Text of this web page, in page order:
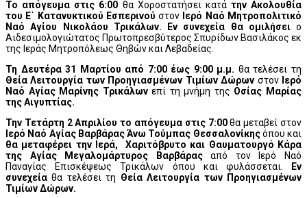
Το απόγευμα στις 6:00 θα Χοροστατήσει κατά την Ακολουθία
του Ε΄ Κατανυκτικού Εσπερινούστον Ιερό Ναό Μητροπολιτικό
Ναό Αγίου Νικολάου Τρικάλων. Εν συνεχεία θα ομιλήσει ο
Αιδεσιμολογιώτατος Πρωτοπρεσβύτερος Σπυρίδων Βασιλάκος εκ
της Ιεράς Μητροπόλεως Θηβών και Λεβαδείας.
Τη Δευτέρα 31 Μαρτίου από 7:00 έως 9:00 μ.μ. θα τελέσει τη
Θεία Λειτουργία των Προηγιασμένων Τιμίων Δώρων στον Ιερό
Ναό Αγίας Μαρίνης Τρικάλωνεπί τη μνήμη της Οσίας Μαρίας
της Αιγυπτίας.
Την Τετάρτη 2 Απριλίου το απόγευμα στις 7:00θα μεταβεί στον
Ιερό Ναό Αγίας Βαρβάρας Άνω Τούμπας Θεσσαλονίκηςόπου και
θα μεταφέρει την Ιερά, Χαριτόβρυτο και Θαυματουργό Κάρα
της Αγίας Μεγαλομάρτυρος Βαρβάραςαπό τον Ιερό Ναό
Παναγίας Επισκέψεως Τρικάλων όπου και φυλάσσεται. Εν
συνεχείαθα τελέσει τη Θεία Λειτουργία των Προηγιασμένων
Τιμίων Δώρων.